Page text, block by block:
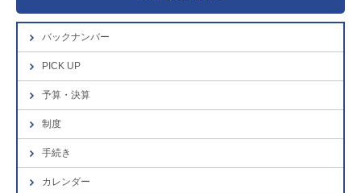
バックナンバー
PICK UP
予算・決算
制度
手続き
カレンダー